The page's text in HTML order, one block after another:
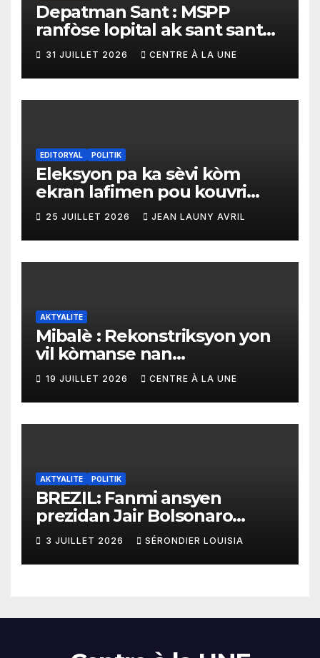
Depatman Sant : MSPP
ranfòse lopital ak sant sante
yo ak yon enpòtan kagezon
materyèl medikal
31 JUILLET 2026 CENTRE À LA UNE
EDITORYAL POLITIK
Eleksyon pa ka sèvi kòm
ekran lafimen pou kouvri
echèk tranzisyon an
25 JUILLET 2026 JEAN LAUNY AVRIL
AKTYALITE
Mibalè : Rekonstriksyon yon
vil kòmanse nan
rekonstriksyon lespri moun
yo
19 JUILLET 2026 CENTRE À LA UNE
AKTYALITE POLITIK
BREZIL: Fanmi ansyen
prezidan Jair Bolsonaro
mande gouvènman
ameriken an ogmante taks
sou tout pwodui Brezil ap
3 JUILLET 2026 SÉRONDIER LOUISIA